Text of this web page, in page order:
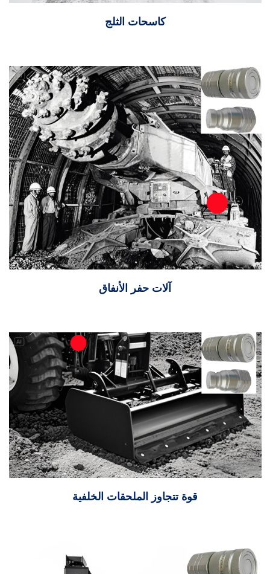
كاسحات الثلج
آلات حفر الأنفاق
قوة تتجاوز الملحقات الخلفية